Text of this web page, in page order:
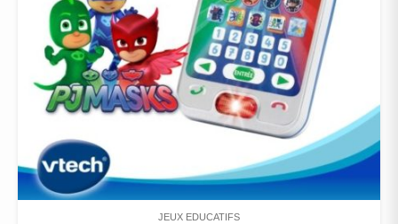
JEUX EDUCATIFS